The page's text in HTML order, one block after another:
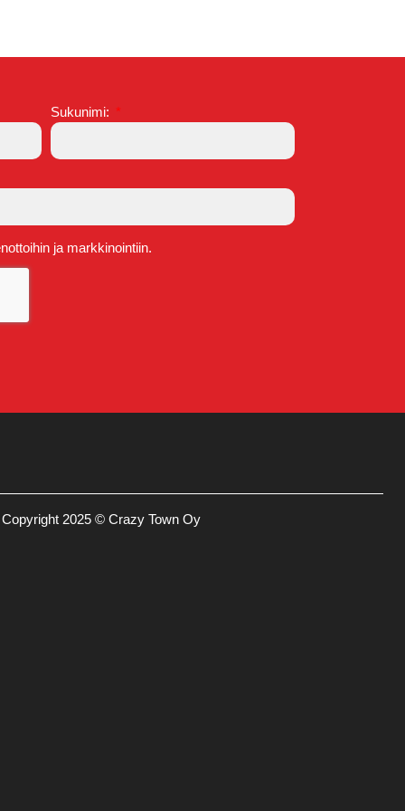
Sukunimi:
ja markkinointiin.
Copyright 2025 © Crazy Town Oy